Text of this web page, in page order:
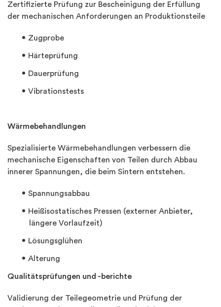
Zertifizierte Prüfung zur Bescheinigung der Erfüllung
der mechanischen Anforderungen an Produktionsteile
Zugprobe
Härteprüfung
Dauerprüfung
Vibrationstests
Wärmebehandlungen
Spezialisierte Wärmebehandlungen verbessern die
mechanische Eigenschaften von Teilen durch Abbau
innerer Spannungen, die beim Sintern entstehen.
Spannungsabbau
Heißisostatisches Pressen (externer Anbieter,
längere Vorlaufzeit)
Lösungsglühen
Alterung
Qualitätsprüfungen und -berichte
Validierung der Teilegeometrie und Prüfung der